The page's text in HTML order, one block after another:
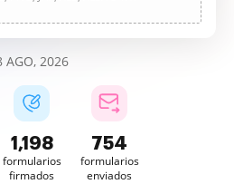
AGO, 2026
1,198
formularios
firmados
754
formularios
enviados